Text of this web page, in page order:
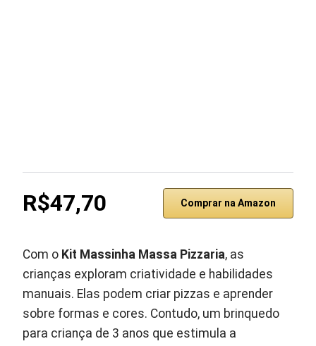
R$47,70 Comprar na Amazon
Com o Kit Massinha Massa Pizzaria, as
crianças exploram criatividade e habilidades
manuais. Elas podem criar pizzas e aprender
sobre formas e cores. Contudo, um brinquedo
para criança de 3 anos que estimula a